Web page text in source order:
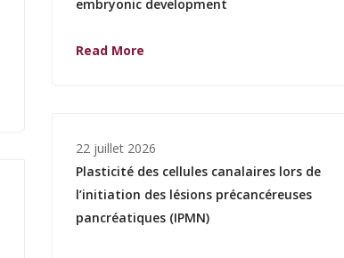
embryonic development
Read More
22 juillet 2026
Plasticité des cellules canalaires lors de
l’initiation des lésions précancéreuses
pancréatiques (IPMN)